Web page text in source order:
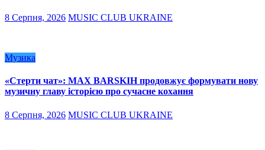
8 Серпня, 2026 MUSIC CLUB UKRAINE
Музика
«Стерти чат»: MAX BARSKIH продовжує формувати нову
музичну главу історією про сучасне кохання
8 Серпня, 2026 MUSIC CLUB UKRAINE